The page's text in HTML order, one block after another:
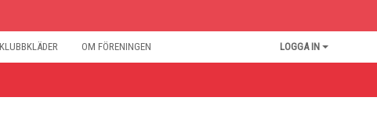
KLUBBKLÄDER OM FÖRENINGEN LOGGA IN